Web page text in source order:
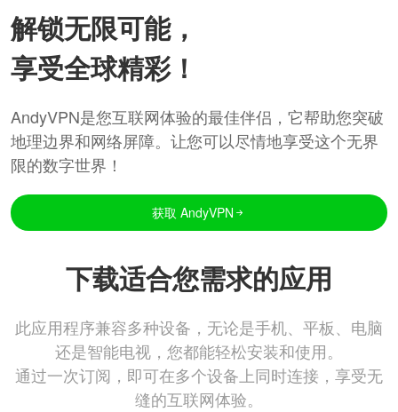
解锁无限可能，
享受全球精彩！
AndyVPN是您互联网体验的最佳伴侣，它帮助您突破
地理边界和网络屏障。让您可以尽情地享受这个无界
限的数字世界！
获取 AndyVPN
下载适合您需求的应用
此应用程序兼容多种设备，无论是手机、平板、电脑
还是智能电视，您都能轻松安装和使用。
通过一次订阅，即可在多个设备上同时连接，享受无
缝的互联网体验。